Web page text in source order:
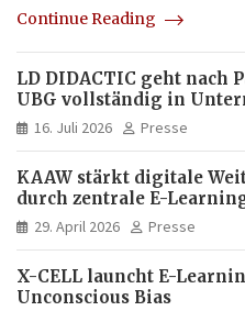
Continue Reading
LD DIDACTIC geht nach
UBG vollständig in
16. Juli 2026 Presse
KAAW stärkt digitale
durch zentrale E-
29. April 2026 Presse
X-CELL launcht E-
Unconscious Bias